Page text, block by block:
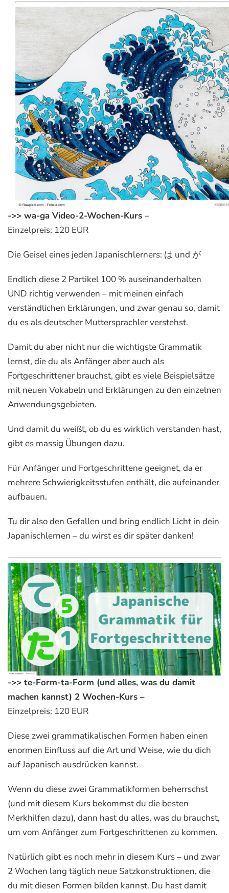
->> wa-ga Video-2-Wochen-Kurs –
Einzelpreis: 120 EUR
Die Geisel eines jeden Japanischlerners: は und が
Endlich diese 2 Partikel 100 % auseinanderhalten
UND richtig verwenden – mit meinen einfach
verständlichen Erklärungen, und zwar genau so, damit
du es als deutscher Muttersprachler verstehst.
Damit du aber nicht nur die wichtigste Grammatik
lernst, die du als Anfänger aber auch als
Fortgeschrittener brauchst, gibt es viele Beispielsätze
mit neuen Vokabeln und Erklärungen zu den einzelnen
Anwendungsgebieten.
Und damit du weißt, ob du es wirklich verstanden hast,
gibt es massig Übungen dazu.
Für Anfänger und Fortgeschrittene geeignet, da er
mehrere Schwierigkeitsstufen enthält, die aufeinander
aufbauen.
Tu dir also den Gefallen und bring endlich Licht in dein
Japanischlernen – du wirst es dir später danken!
->> te-Form-ta-Form (und alles, was du damit
machen kannst) 2 Wochen-Kurs –
Einzelpreis: 120 EUR
Diese zwei grammatikalischen Formen haben einen
enormen Einfluss auf die Art und Weise, wie du dich
auf Japanisch ausdrücken kannst.
Wenn du diese zwei Grammatikformen beherrschst
(und mit diesem Kurs bekommst du die besten
Merkhilfen dazu), dann hast du alles, was du brauchst,
um vom Anfänger zum Fortgeschrittenen zu kommen.
Natürlich gibt es noch mehr in diesem Kurs – und zwar
2 Wochen lang täglich neue Satzkonstruktionen, die
du mit diesen Formen bilden kannst. Du hast damit